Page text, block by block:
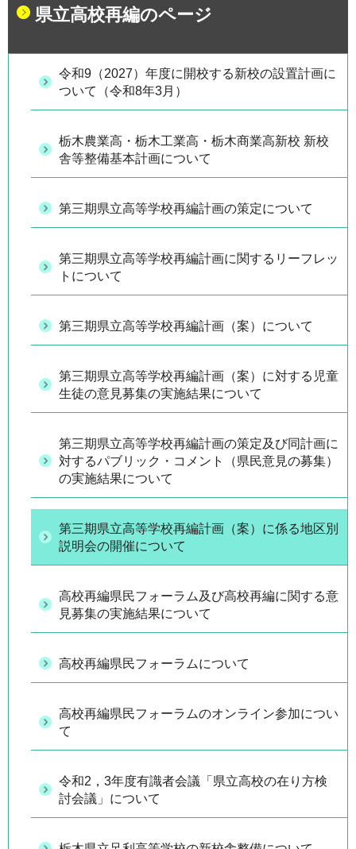
県立高校再編のページ
令和9（2027）年度に開校する新校の設置計画に
ついて（令和8年3月）
栃木農業高・栃木工業高・栃木商業高新校 新校
舎等整備基本計画について
第三期県立高等学校再編計画の策定について
第三期県立高等学校再編計画に関するリーフレッ
トについて
第三期県立高等学校再編計画（案）について
第三期県立高等学校再編計画（案）に対する児童
生徒の意見募集の実施結果について
第三期県立高等学校再編計画の策定及び同計画に
対するパブリック・コメント（県民意見の募集）
の実施結果について
第三期県立高等学校再編計画（案）に係る地区別
説明会の開催について
高校再編県民フォーラム及び高校再編に関する意
見募集の実施結果について
高校再編県民フォーラムについて
高校再編県民フォーラムのオンライン参加につい
て
令和2，3年度有識者会議「県立高校の在り方検
討会議」について